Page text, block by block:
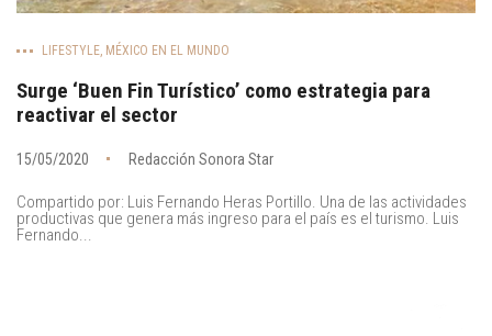
LIFESTYLE, MÉXICO EN EL MUNDO
Surge ‘Buen Fin Turístico’ como estrategia para
reactivar el sector
15/05/2020 Redacción Sonora Star
Compartido por: Luis Fernando Heras Portillo. Una de las actividades
productivas que genera más ingreso para el país es el turismo. Luis
Fernando...